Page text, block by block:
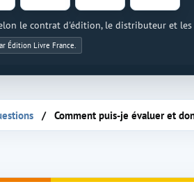
le contrat d'édition, le distributeur et
Édition Livre France.
Comment puis-je évaluer et